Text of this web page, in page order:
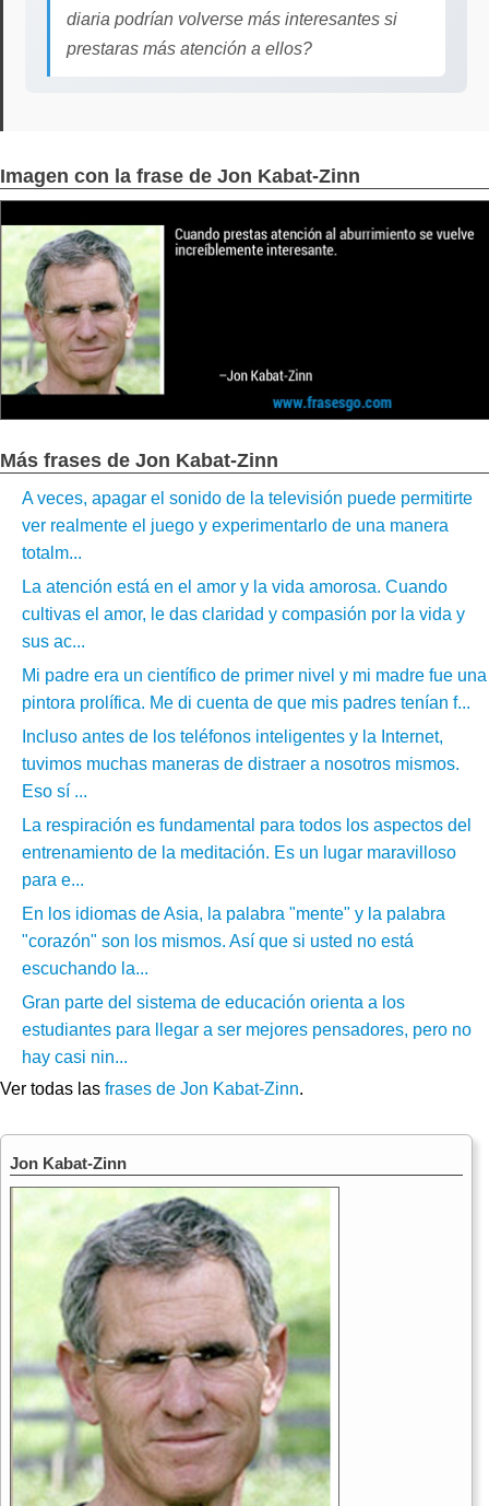
diaria podrían volverse más interesantes si
prestaras más atención a ellos?
Imagen con la frase de Jon Kabat-Zinn
Más frases de Jon Kabat-Zinn
A veces, apagar el sonido de la televisión puede permitirte
ver realmente el juego y experimentarlo de una manera
totalm...
La atención está en el amor y la vida amorosa. Cuando
cultivas el amor, le das claridad y compasión por la vida y
sus ac...
Mi padre era un científico de primer nivel y mi madre fue una
pintora prolífica. Me di cuenta de que mis padres tenían f...
Incluso antes de los teléfonos inteligentes y la Internet,
tuvimos muchas maneras de distraer a nosotros mismos.
Eso sí ...
La respiración es fundamental para todos los aspectos del
entrenamiento de la meditación. Es un lugar maravilloso
para e...
En los idiomas de Asia, la palabra "mente" y la palabra
"corazón" son los mismos. Así que si usted no está
escuchando la...
Gran parte del sistema de educación orienta a los
estudiantes para llegar a ser mejores pensadores, pero no
hay casi nin...
Ver todas las frases de Jon Kabat-Zinn.
Jon Kabat-Zinn